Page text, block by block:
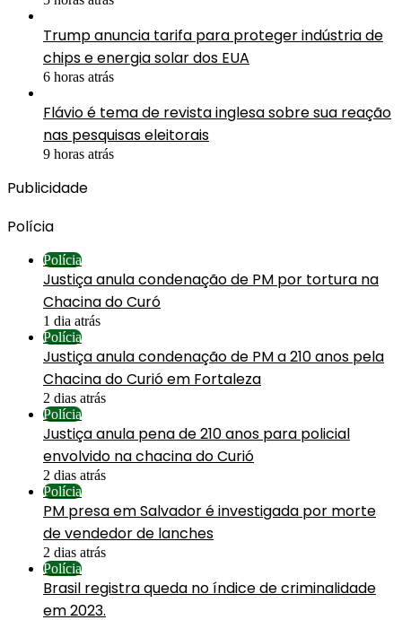
Trump anuncia tarifa para proteger indústria de
chips e energia solar dos EUA
6 horas atrás
Flávio é tema de revista inglesa sobre sua reação
nas pesquisas eleitorais
9 horas atrás
Publicidade
Polícia
Polícia
Justiça anula condenação de PM por tortura na
Chacina do Curó
1 dia atrás
Polícia
Justiça anula condenação de PM a 210 anos pela
Chacina do Curió em Fortaleza
2 dias atrás
Polícia
Justiça anula pena de 210 anos para policial
envolvido na chacina do Curió
2 dias atrás
Polícia
PM presa em Salvador é investigada por morte
de vendedor de lanches
2 dias atrás
Polícia
Brasil registra queda no índice de criminalidade
em 2023.